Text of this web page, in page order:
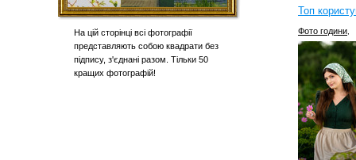
На цій сторінці всі фотографії
представляють собою квадрати без
підпису, з'єднані разом. Тільки 50
кращих фотографій!
Топ
Фото години